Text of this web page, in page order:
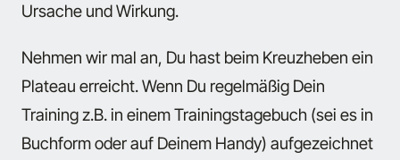
Ursache und Wirkung.
Nehmen wir mal an, Du hast beim Kreuzheben ein
Plateau erreicht. Wenn Du regelmäßig Dein
Training z.B. in einem Trainingstagebuch (sei es in
Buchform oder auf Deinem Handy) aufgezeichnet